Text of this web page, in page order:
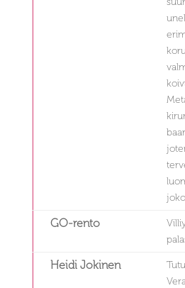
GO-rento
Heidi Jokinen